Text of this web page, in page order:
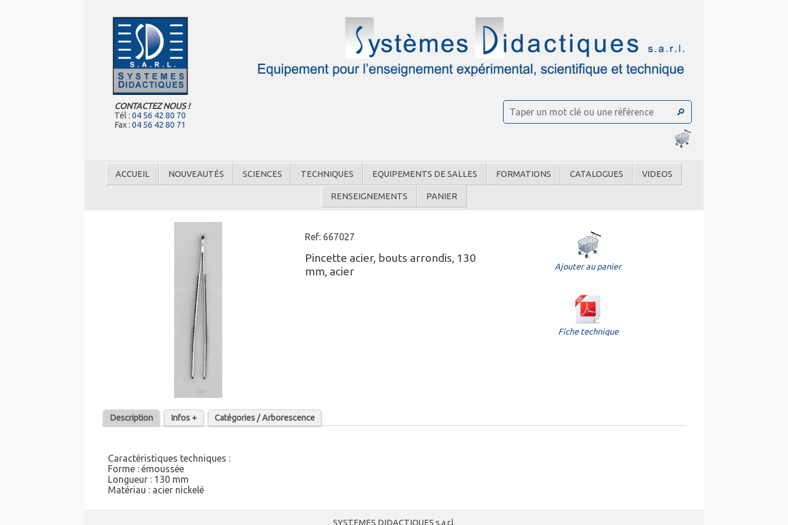
CONTACTEZ NOUS !
Tél : 04 56 42 80 70
Fax : 04 56 42 80 71
ACCUEIL NOUVEAUTÉS SCIENCES TECHNIQUES EQUIPEMENTS DE SALLES FORMATIONS CATALOGUES VIDEOS
RENSEIGNEMENTS PANIER
Ref: 667027
Pincette acier, bouts arrondis, 130
mm, acier
Ajouter au panier
Fiche technique
Description Infos + Catégories / Arborescence
Caractéristiques techniques :
Forme : émoussée
Longueur : 130 mm
Matériau : acier nickelé
SYSTEMES DIDACTIQUES s.a.r.l.